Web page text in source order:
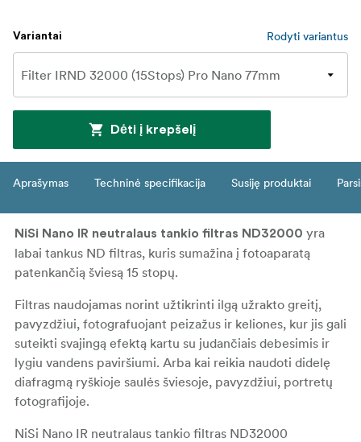
Variantai Rodyti variantus
Dėti į krepšelį
Aprašymas Techninė specifikacija Susiję produktai
NiSi Nano IR neutralaus tankio filtras ND32000 yra
labai tankus ND filtras, kuris sumažina į fotoaparatą
patenkančią šviesą 15 stopų.
Filtras naudojamas norint užtikrinti ilgą užrakto greitį,
pavyzdžiui, fotografuojant peizažus ir keliones, kur jis gali
suteikti svajingą efektą kartu su judančiais debesimis ir
lygiu vandens paviršiumi. Arba kai reikia naudoti didelę
diafragmą ryškioje saulės šviesoje, pavyzdžiui, portretų
fotografijoje.
NiSi Nano IR neutralaus tankio filtras ND32000